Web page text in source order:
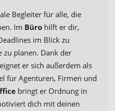
Begleiter für alle, die
Im Büro hilft er dir,
im Blick zu
zu planen. Dank der
er sich außerdem als
für Agenturen, Firmen und
bringt er Ordnung in
dich mit deinen